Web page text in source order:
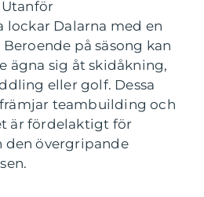
lockar Dalarna med en
på säsong kan
ägna sig åt skidåkning,
eller golf. Dessa
teambuilding och
är fördelaktigt för
den övergripande